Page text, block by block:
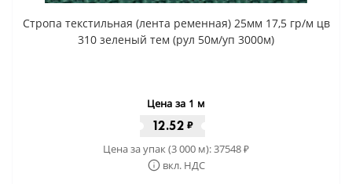
Стропа текстильная (лента ременная) 25мм 17,5 гр/м цв
310 зеленый тем (рул 50м/уп 3000м)
Цена за 1 м
12.52 ₽
Цена за упак (3 000 м):37548₽
вкл. НДС